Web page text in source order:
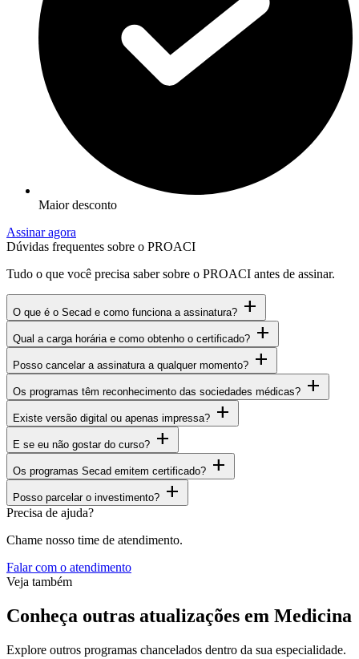
Maior desconto
Assinar agora
Dúvidas frequentes sobre o PROACI
Tudo o que você precisa saber sobre o PROACI antes de assinar.
O que é o Secad e como funciona a assinatura? add
Qual a carga horária e como obtenho o certificado? add
Posso cancelar a assinatura a qualquer momento? add
Os programas têm reconhecimento das sociedades médicas? add
Existe versão digital ou apenas impressa? add
E se eu não gostar do curso? add
Os programas Secad emitem certificado? add
Posso parcelar o investimento? add
Precisa de ajuda?
Chame nosso time de atendimento.
Falar com o atendimento
Veja também
Conheça outras atualizações em Medicina
Explore outros programas chancelados dentro da sua especialidade.